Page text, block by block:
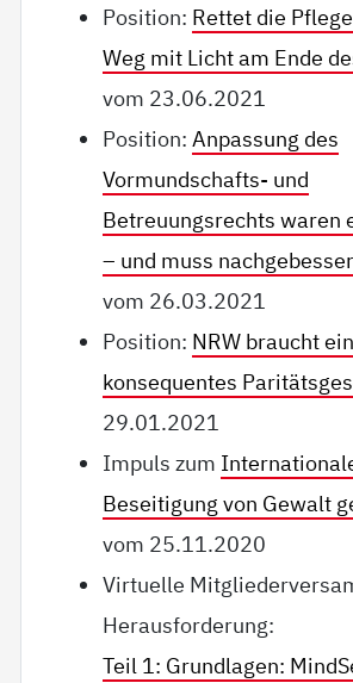
Position: Rettet die
Weg mit Licht am Ende
vom 23.06.2021
Position:Anpassung des
Vormundschafts- und
Betreuungsrechts waren
– und muss
vom 26.03.2021
Position: NRW braucht ein
konsequentes
29.01.2021
Impuls zum
Beseitigung von Gewalt
vom 25.11.2020
Virtuelle
Herausforderung:
Teil 1: Grundlagen: